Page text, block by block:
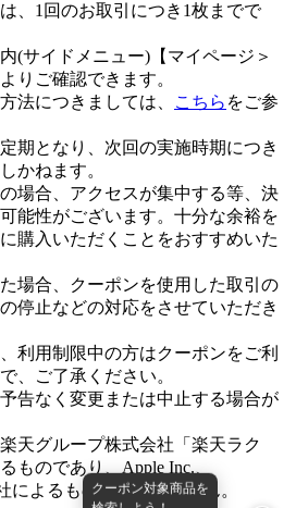
、1回のお取引につき1枚までで
(サイドメニュー)【マイページ＞
りご確認できます。
法につきましては、
こちら をご参
期となり、次回の実施時期につき
かねます。
場合、アクセスが集中する等、決
能性がございます。十分な余裕を
購入いただくことをおすすめいた
場合、クーポンを使用した取引の
停止などの対応をさせていただき
利用制限中の方はクーポンをご利
、ご了承ください。
告なく変更または中止する場合が
天グループ株式会社「楽天ラク
ものであり、Apple Inc.、
によるものではありません。
クーポン対象商品を
検索しよう！